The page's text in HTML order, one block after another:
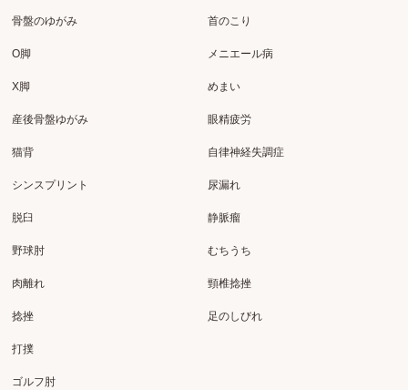
骨盤のゆがみ
O脚
X脚
産後骨盤ゆがみ
猫背
シンスプリント
脱臼
野球肘
肉離れ
捻挫
首のこり
メニエール病
めまい
眼精疲労
自律神経失調症
尿漏れ
静脈瘤
むちうち
頸椎捻挫
足のしびれ
打撲
ゴルフ肘